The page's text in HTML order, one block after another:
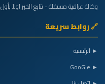
وكالة عراقية مستقلة - تتابع الخبر اولاً بأول
🔗 روابط سريعة
► الرئيسية
► GooGle